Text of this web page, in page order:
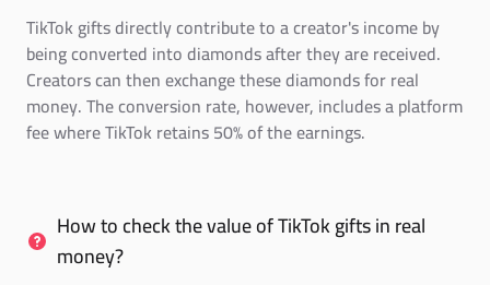
TikTok gifts directly contribute to a creator's income by
being converted into diamonds after they are received.
Creators can then exchange these diamonds for real
money. The conversion rate, however, includes a platform
fee where TikTok retains 50% of the earnings.
How to check the value of TikTok gifts in real
money?